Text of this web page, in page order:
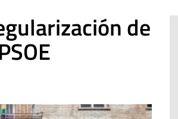
día
Blog De paso…
Blog Eutopía
Viñeta
de